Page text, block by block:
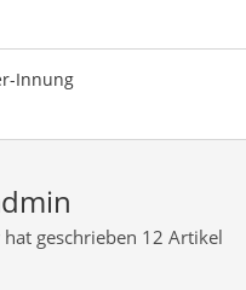
geschrieben 12 Artikel